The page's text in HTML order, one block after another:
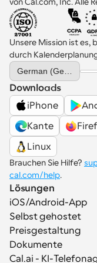
Unsere Mission ist es,
durch
Select Language
Downloads
iPhone
Kante
Linux
Brauchen Sie Hilfe?
cal.com/help.
Lösungen
iOS/Android-App
Selbst gehostet
Preisgestaltung
Dokumente
Cal.ai - KI-